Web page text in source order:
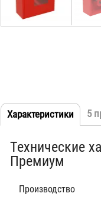
Табы
Характеристики 5
Технические
Премиум
Производство